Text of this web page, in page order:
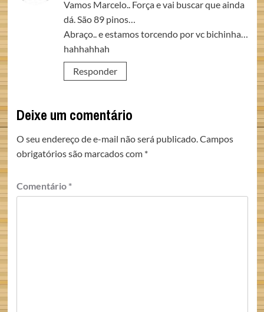
Vamos Marcelo.. Força e vai buscar que ainda
dá. São 89 pinos…
Abraço.. e estamos torcendo por vc bichinha…
hahhahhah
Responder
Deixe um comentário
O seu endereço de e-mail não será publicado.Campos
obrigatórios são marcados com *
Comentário *